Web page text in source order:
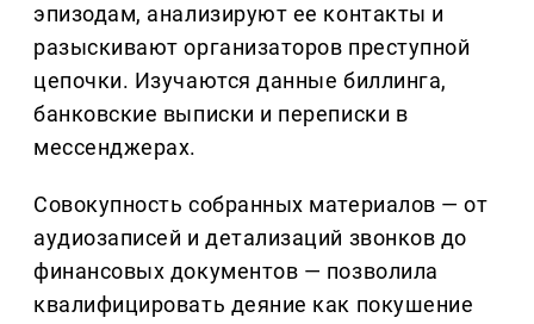
эпизодам, анализируют ее контакты и
разыскивают организаторов преступной
цепочки. Изучаются данные биллинга,
банковские выписки и переписки в
мессенджерах.
Совокупность собранных материалов — от
аудиозаписей и детализаций звонков до
финансовых документов — позволила
квалифицировать деяние как покушение